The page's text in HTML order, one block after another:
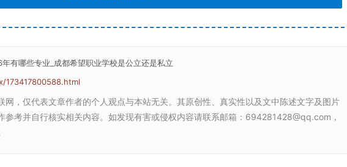
有哪些专业_成都希望职业学校是公立还是私立
网，仅代表文章作者的个人观点与本站无关。其原创性、真实性以及文中陈述文字及图片
参考并自行核实相关内容。如发现有害或侵权内容请联系邮箱：694281428@qq.com，